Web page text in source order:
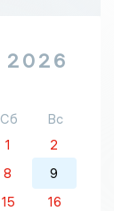
2026
Сб
Вс
1
2
8
9
15
16